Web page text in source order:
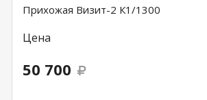
Прихожая Визит-2 К1/1300
Цена
50 700